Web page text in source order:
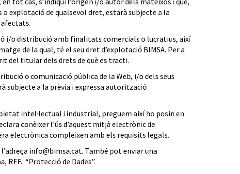
explotació de qualsevol dret, estarà subjecte a la
i/o distribució amb finalitats comercials o lucratius, així
de la qual, té el seu dret d’explotació BIMSA. Per a
del titular dels drets de què es tracti.
o comunicació pública de la Web, i/o dels seus
subjecte a la prèvia i expressa autorització
intel·lectual i industrial, preguem així ho posin en
conèixer l’ús d’aquest mitjà electrònic de
electrònica compleixen amb els requisits legals.
info@bimsa.cat. També pot enviar una
“Protecció de Dades”.